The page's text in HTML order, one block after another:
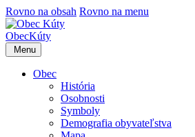
Rovno na obsah Rovno na menu
ObecKúty
Menu
Obec
História
Osobnosti
Symboly
Demografia obyvateľstva